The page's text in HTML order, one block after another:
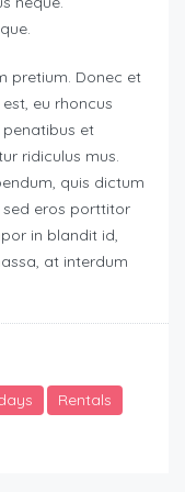
pretium. Donec et
eu rhoncus
penatibus et
ridiculus mus.
quis dictum
sed eros porttitor
in blandit id,
at interdum
Rentals